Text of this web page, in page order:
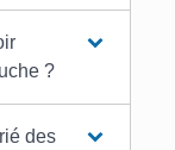
?
des